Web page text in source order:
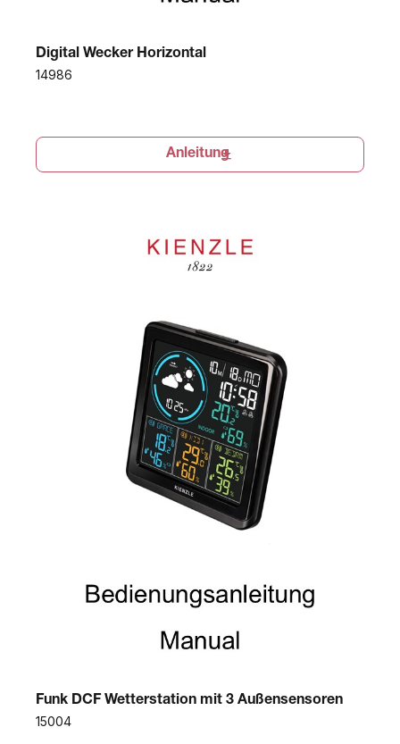
Digital Wecker Horizontal
14986
Anleitung
Funk DCF Wetterstation mit 3 Außensensoren
15004